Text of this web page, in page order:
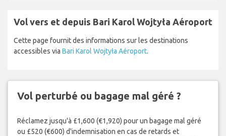
Vol vers et depuis Bari Karol Wojtyła Aéroport
Cette page fournit des informations sur les destinations
accessibles via Bari Karol Wojtyła Aéroport.
Vol perturbé ou bagage mal géré ?
Réclamez jusqu'à £1,600 (€1,920) pour un bagage mal géré
ou £520 (€600) d'indemnisation en cas de retards et